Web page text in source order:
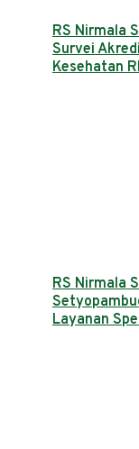
RS Nirmala
Survei
Kesehatan
RS Nirmala
Layanan